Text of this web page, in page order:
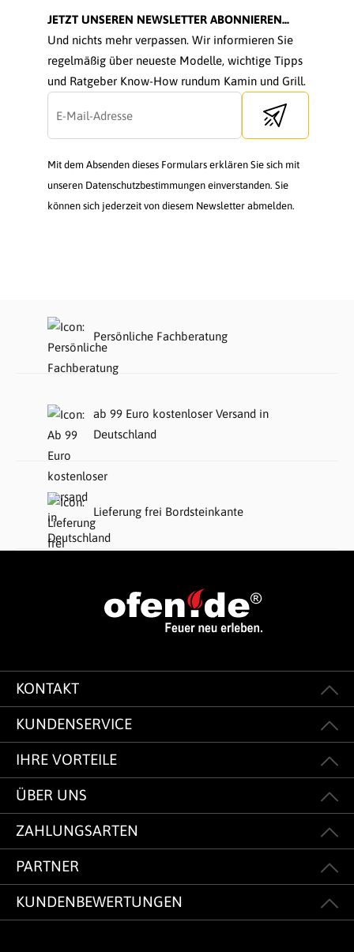
JETZT UNSEREN NEWSLETTER ABONNIEREN...
Und nichts mehr verpassen. Wir informieren Sie
regelmäßig über neueste Modelle, wichtige Tipps
und Ratgeber Know-How rundum Kamin und Grill.
Send newsletter
Mit dem Absenden dieses Formulars erklären Sie sich mit
unseren Datenschutzbestimmungen einverstanden. Sie
können sich jederzeit von diesem Newsletter abmelden.
Persönliche Fachberatung
ab 99 Euro kostenloser Versand in
Deutschland
Lieferung frei Bordsteinkante
KONTAKT
KUNDENSERVICE
IHRE VORTEILE
ÜBER UNS
ZAHLUNGSARTEN
PARTNER
KUNDENBEWERTUNGEN